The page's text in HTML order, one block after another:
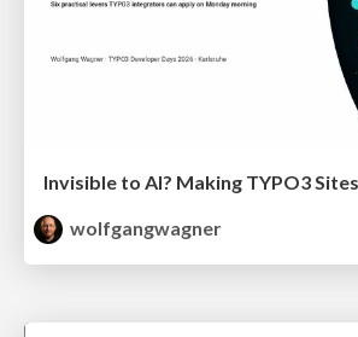
wolfgangwagner